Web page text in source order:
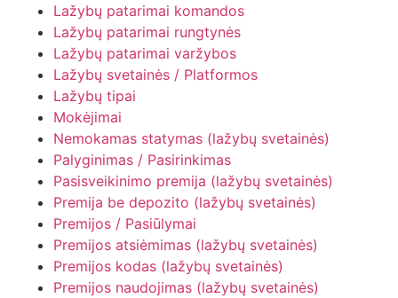
Lažybų patarimai komandos
Lažybų patarimai rungtynės
Lažybų patarimai varžybos
Lažybų svetainės / Platformos
Lažybų tipai
Mokėjimai
Nemokamas statymas (lažybų svetainės)
Palyginimas / Pasirinkimas
Pasisveikinimo premija (lažybų svetainės)
Premija be depozito (lažybų svetainės)
Premijos / Pasiūlymai
Premijos atsiėmimas (lažybų svetainės)
Premijos kodas (lažybų svetainės)
Premijos naudojimas (lažybų svetainės)